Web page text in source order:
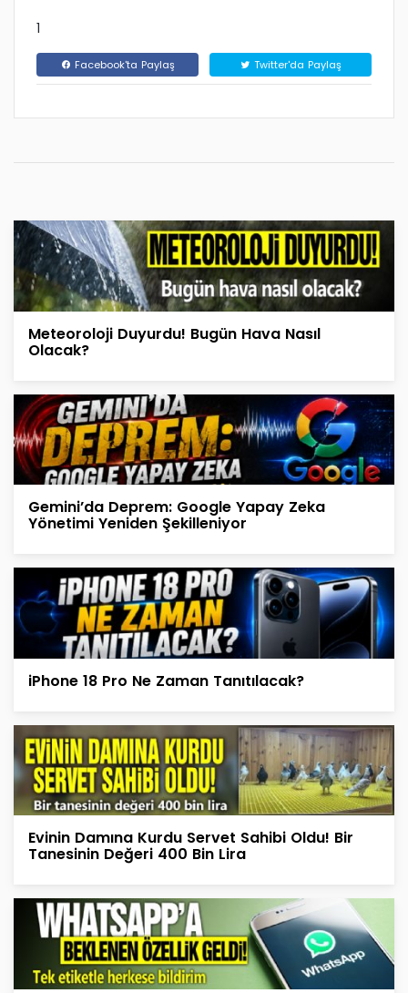
1
Facebook'ta Paylaş Twitter'da Paylaş
Meteoroloji Duyurdu! Bugün Hava Nasıl
Olacak?
Gemini’da Deprem: Google Yapay Zeka
Yönetimi Yeniden Şekilleniyor
iPhone 18 Pro Ne Zaman Tanıtılacak?
Evinin Damına Kurdu Servet Sahibi Oldu! Bir
Tanesinin Değeri 400 Bin Lira